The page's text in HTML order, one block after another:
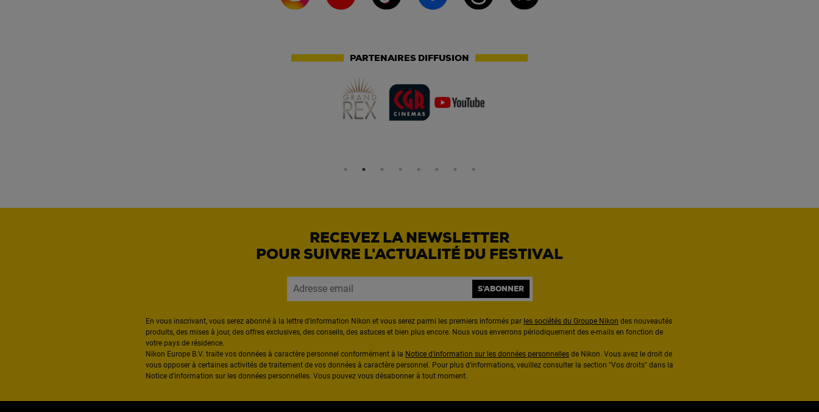
PARTENAIRES DIFFUSION
RECEVEZ LA NEWSLETTER
POUR SUIVRE L'ACTUALITÉ DU FESTIVAL
S'ABONNER
En vous inscrivant, vous serez abonné à la lettre d'information Nikon et vous serez parmi les premiers informés par les sociétés du Groupe Nikon des nouveautés
produits, des mises à jour, des offres exclusives, des conseils, des astuces et bien plus encore. Nous vous enverrons périodiquement des e-mails en fonction de
votre pays de résidence.
Nikon Europe B.V. traite vos données à caractère personnel conformément à la Notice d'information sur les données personnelles de Nikon. Vous avez le droit de
vous opposer à certaines activités de traitement de vos données à caractère personnel. Pour plus d'informations, veuillez consulter la section "Vos droits" dans la
Notice d'information sur les données personnelles. Vous pouvez vous désabonner à tout moment.